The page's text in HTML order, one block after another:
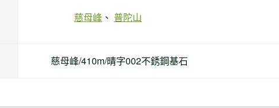
慈母峰 普陀山
慈母峰/410m/晴字002不銹鋼基石